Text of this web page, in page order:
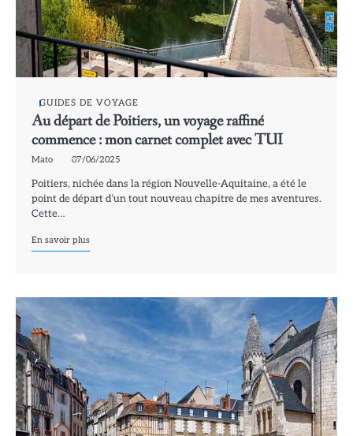
GUIDES DE VOYAGE
Au départ de Poitiers, un voyage raffiné
commence : mon carnet complet avec TUI
Mato 07/06/2025
Poitiers, nichée dans la région Nouvelle-Aquitaine, a été le
point de départ d’un tout nouveau chapitre de mes aventures.
Cette…
En savoir plus